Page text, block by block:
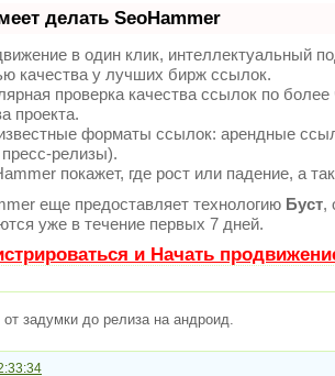
делать SeoHammer
в один клик, интеллектуальный
качества у лучших бирж ссылок.
проверка качества ссылок по
проекта.
форматы ссылок: арендные
пресс-релизы).
покажет, где рост или падение, а
еще предоставляет технологию Буст,
уже в течение первых 7 дней.
и Начать
задумки до релиза на андроид.